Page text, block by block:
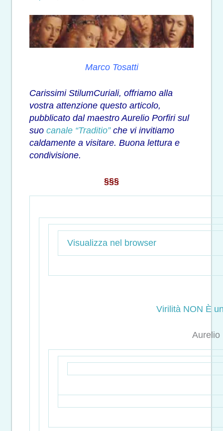
Marco Tosatti
Carissimi StilumCuriali, offriamo alla
vostra attenzione questo articolo,
pubblicato dal maestro Aurelio Porfiri sul
suo canale “Traditio”che vi invitiamo
caldamente a visitare. Buona lettura e
condivisione.
§§§
Visualizza nel browser
Virilità NON È
Aurelio